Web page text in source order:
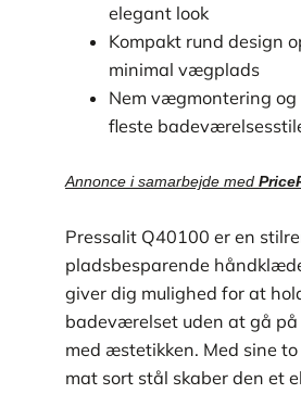
elegant look
Kompakt rund design
minimal vægplads
Nem vægmontering og
fleste
Annonce i samarbejde med
Pressalit Q40100 er en
pladsbesparende
giver dig mulighed for at
badeværelset uden at gå på
med æstetikken. Med sine
mat sort stål skaber den et